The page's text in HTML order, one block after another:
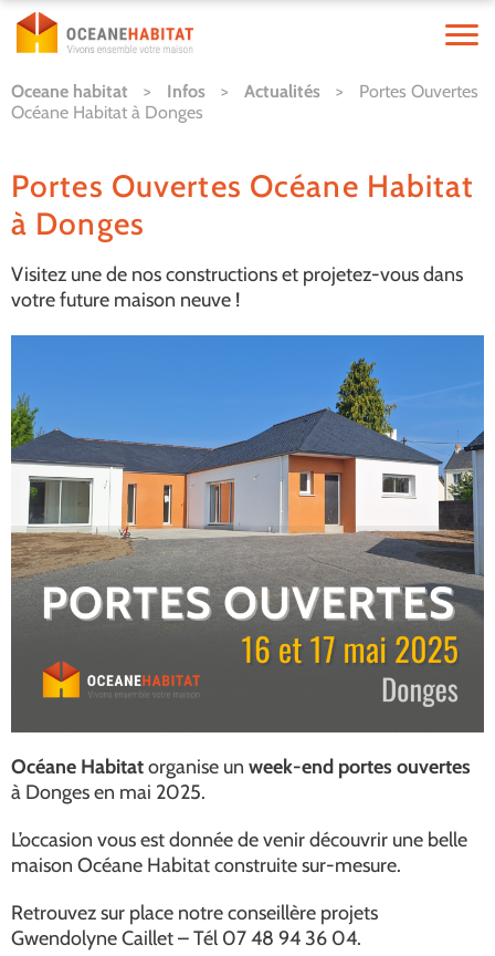
Oceane habitat > Infos > Actualités >
Portes Ouvertes
Océane Habitat à Donges
Portes Ouvertes Océane Habitat
à Donges
Visitez une de nos constructions et projetez-vous dans
votre future maison neuve !
Océane Habitatorganise un week-end portes ouvertes
à Donges en mai 2025.
L’occasion vous est donnée de venir découvrir une belle
maison Océane Habitat construite sur-mesure.
Retrouvez sur place notre conseillère projets
Gwendolyne Caillet – Tél 07 48 94 36 04.